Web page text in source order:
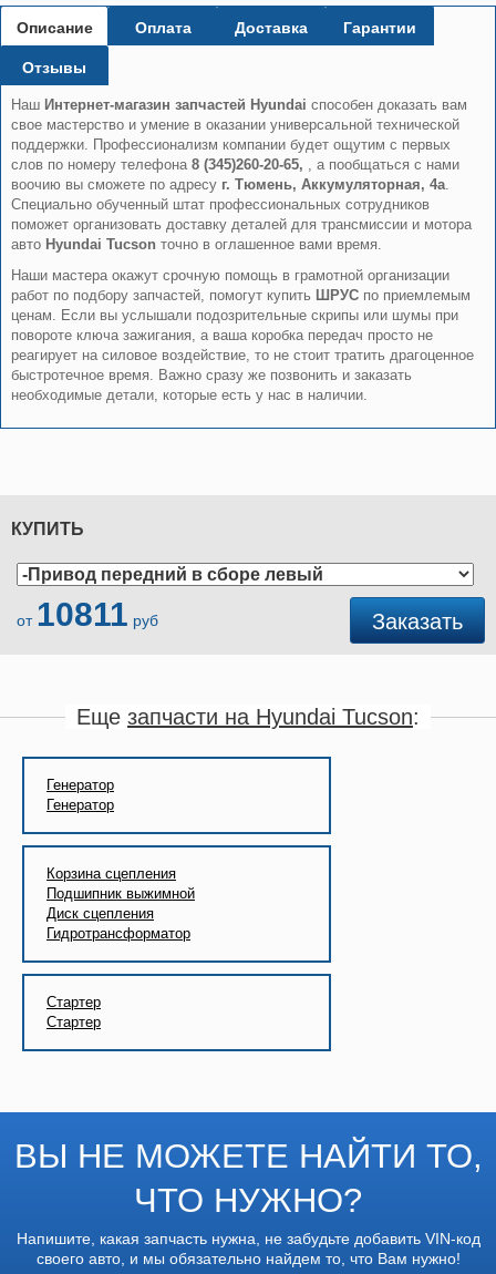
Описание Оплата Доставка Гарантии
Отзывы
Наш Интернет-магазин запчастей Hyundai способен доказать вам
свое мастерство и умение в оказании универсальной технической
поддержки. Профессионализм компании будет ощутим с первых
слов по номеру телефона 8 (345)260-20-65, , а пообщаться с нами
воочию вы сможете по адресу г. Тюмень, Аккумуляторная, 4а.
Специально обученный штат профессиональных сотрудников
поможет организовать доставку деталей для трансмиссии и мотора
авто Hyundai Tucson точно в оглашенное вами время.
Наши мастера окажут срочную помощь в грамотной организации
работ по подбору запчастей, помогут купить ШРУСпо приемлемым
ценам. Если вы услышали подозрительные скрипы или шумы при
повороте ключа зажигания, а ваша коробка передач просто не
реагирует на силовое воздействие, то не стоит тратить драгоценное
быстротечное время. Важно сразу же позвонить и заказать
необходимые детали, которые есть у нас в наличии.
КУПИТЬ
от 10811 руб Заказать
Еще запчасти на Hyundai Tucson:
Генератор
Генератор
Корзина сцепления
Подшипник выжимной
Диск сцепления
Гидротрансформатор
Стартер
Стартер
ВЫ НЕ МОЖЕТЕ НАЙТИ ТО,
ЧТО НУЖНО?
Напишите, какая запчасть нужна, не забудьте добавить VIN-код
своего авто, и мы обязательно найдем то, что Вам нужно!